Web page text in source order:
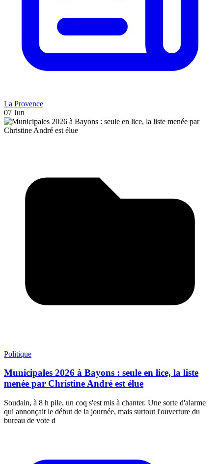
La Provence
07 Jun
Politique
Municipales 2026 à Bayons : seule en lice, la liste
menée par Christine André est élue
Soudain, à 8 h pile, un coq s'est mis à chanter. Une sorte d'alarme
qui annonçait le début de la journée, mais surtout l'ouverture du
bureau de vote d